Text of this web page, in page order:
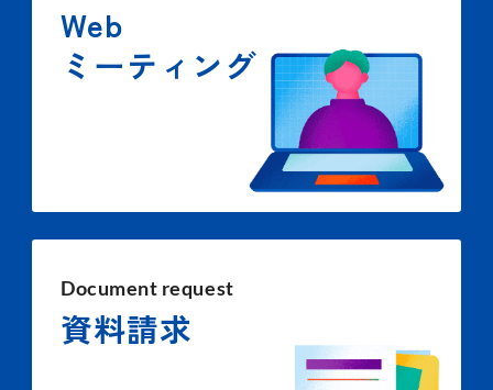
Web
ミーティング
Document request
資料請求